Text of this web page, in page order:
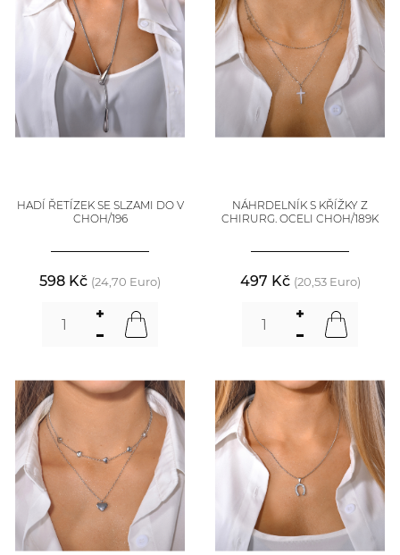
HADÍ ŘETÍZEK SE SLZAMI DO V
CHOH/196
598 Kč (24,70 Euro)
NÁHRDELNÍK S KŘÍŽKY Z
CHIRURG. OCELI CHOH/189K
497 Kč (20,53 Euro)